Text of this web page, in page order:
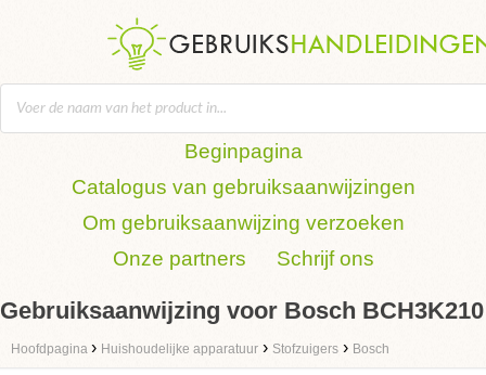
Beginpagina
Catalogus van gebruiksaanwijzingen
Om gebruiksaanwijzing verzoeken
Onze partners
Schrijf ons
Gebruiksaanwijzing voor Bosch BCH3K210
Hoofdpagina › Huishoudelijke apparatuur › Stofzuigers › Bosch